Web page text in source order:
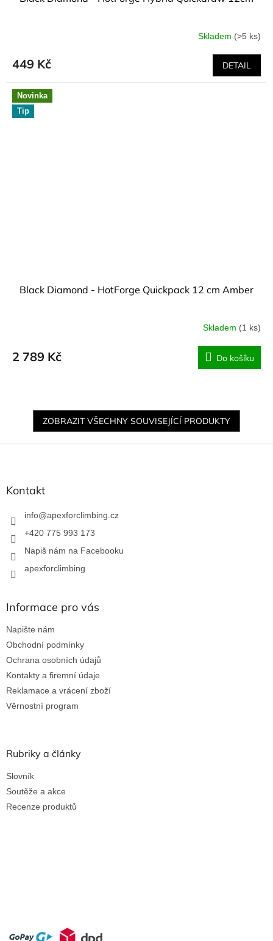
Skladem (>5 ks)
449 Kč DETAIL
Novinka
Tip
Black Diamond - HotForge Quickpack 12 cm Amber
Skladem (1 ks)
2 789 Kč Do košíku
ZOBRAZIT VŠECHNY SOUVISEJÍCÍ PRODUKTY
Z
Kontakt
info@apexforclimbing.cz
+420 775 993 173
Napiš nám na Facebooku
apexforclimbing
Informace pro vás
Napište nám
Obchodní podmínky
Ochrana osobních údajů
Kontakty a firemní údaje
Reklamace a vrácení zboží
Věrnostní program
Rubriky a články
Slovník
Soutěže a akce
Recenze produktů